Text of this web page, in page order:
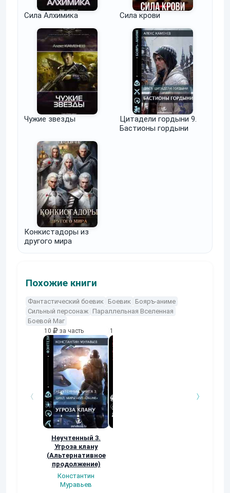
Сила Алхимика Сила крови
Чужие звезды
Цитадели гордыни 9.
Бастионы гордыни
Конкистадоры из
другого мира
Похожие книги
Фантастический боевик Боевик Бояръ-аниме
Сильный персонаж Параллельная Вселенная
Боевой Маг
10 за часть
Неучтенный 3.
Угроза клану
(Альтернативное
продолжение)
Константин
Муравьев
10